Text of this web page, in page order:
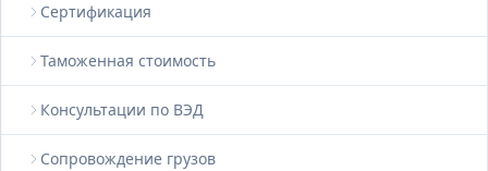
Сертификация
Таможенная стоимость
Консультации по ВЭД
Сопровождение грузов